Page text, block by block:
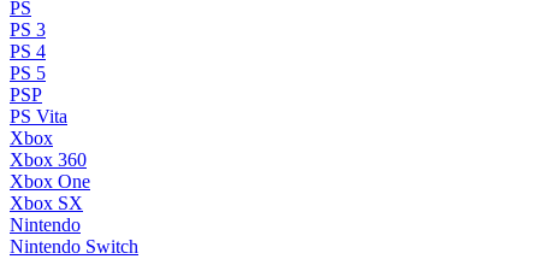
PS
PS 3
PS 4
PS 5
PSP
PS Vita
Xbox
Xbox 360
Xbox One
Xbox SX
Nintendo
Nintendo Switch